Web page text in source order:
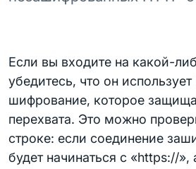
Если вы входите на какой-
убедитесь, что он использует
шифрование, которое
перехвата. Это можно
строке: если соединение
будет начинаться с «https://»,